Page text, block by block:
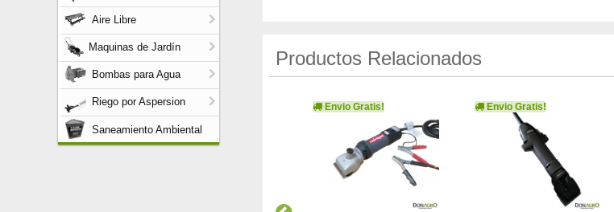
Aire Libre
Maquinas de Jardín
Bombas para Agua
Riego por Aspersion
Saneamiento Ambiental
Productos Relacionados
Envio Gratis! Envio Gratis!